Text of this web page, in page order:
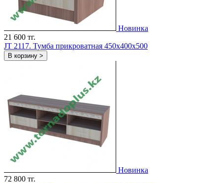
Новинка
21 600 тг.
JT 2117. Тумба прикроватная 450х400х500
В корзину >
Новинка
72 800 тг.